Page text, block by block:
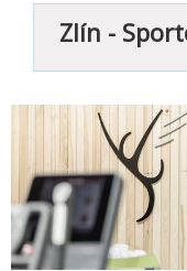
Zlín -